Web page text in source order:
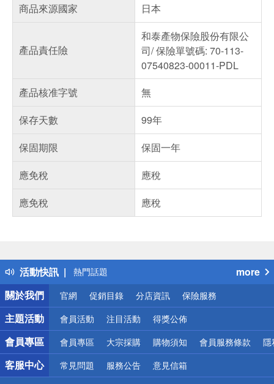
商品來源國家 日本
產品責任險
和泰產物保險股份有限公
司/ 保險單號碼: 70-113-
07540823-00011-PDL
產品核准字號
無
保存天數
99年
保固期限
保固一年
應免稅
應稅
應免稅
應稅
活動快訊
得獎公告
熱門話題
銀行優惠
偏遠地區配送
詐騙網頁！請小心！
more
關於我們
官網 促銷目錄 分店資訊 保險服務
主題活動 會員活動 注目活動 得獎公佈
會員專區 會員專區 大宗採購 購物須知 會員服務條款 隱
客服中心 常見問題 服務公告 意見信箱